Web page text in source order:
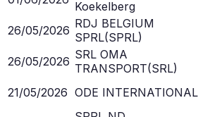
Koekelberg
26/05/2026 RDJ BELGIUM
SPRL(SPRL)
26/05/2026 SRL OMA
TRANSPORT(SRL)
21/05/2026 ODE INTERNATIONAL